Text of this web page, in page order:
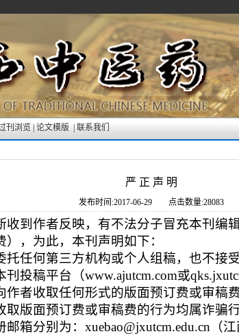
刊浏览 论文模版 联系我们
严 正 声 明
发布时间:2017-06-29 点击数量:28083
收到作者反映，有不法分子冒充本刊编
，为此， 本刊声明如下：
托任何第三方机构或个人组稿，也不接
刊 投稿平台（www.ajutcm.com或
作者收取任何形式的版面预订费或审稿
取版面预订费或审稿费的行为均属诈骗
邮箱分别为：xuebao@jxutcm.edu.cn（